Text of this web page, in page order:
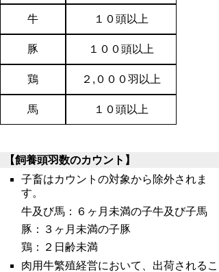
牛 １０頭以上
豚 １００頭以上
鶏 ２,０００羽以上
馬 １０頭以上
【飼養頭羽数のカウント】
子畜はカウントの対象から除外されま
す。
牛及び馬：６ヶ月未満の子牛及び子馬
豚：３ヶ月未満の子豚
鶏：２日齢未満
肉用牛繁殖経営において、出荷されるこ